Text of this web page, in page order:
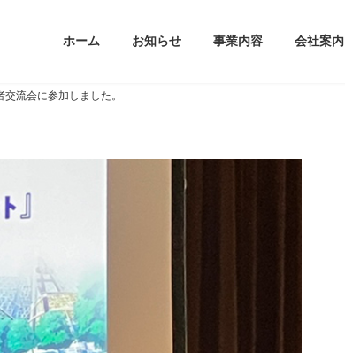
ホーム お知らせ 事業内容 会社案内
流会に参加しました。